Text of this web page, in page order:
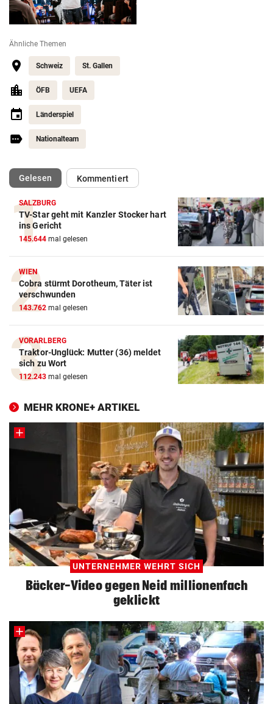
Ähnliche Themen
Schweiz St. Gallen
ÖFB UEFA
Länderspiel
Nationalteam
Gelesen(ausgewählt)Kommentiert
SALZBURG
TV-Star geht mit Kanzler Stocker hart
ins Gericht
145.644 mal gelesen
WIEN
Cobra stürmt Dorotheum, Täter ist
verschwunden
143.762 mal gelesen
VORARLBERG
Traktor-Unglück: Mutter (36) meldet
sich zu Wort
112.243 mal gelesen
MEHR KRONE+ ARTIKEL
UNTERNEHMER WEHRT SICH
Bäcker-Video gegen Neid millionenfach
geklickt